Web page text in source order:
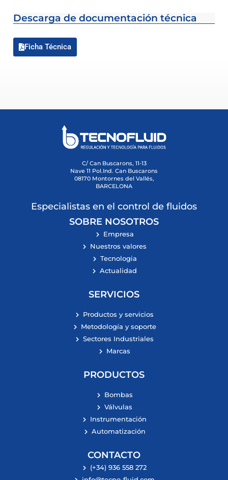
Descarga de documentación técnica
Ficha Técnica
C/ Can Buscarons, 11-13
Nave 11 Pol.Ind. Can Buscarons
08170 Montornes del Vallés,
BARCELONA
Especialistas en el control de fluidos
SOBRE NOSOTROS
Empresa
Nuestros valores
Tecnologia
Actualidad
SERVICIOS
Productos y servicios
Metodología y soporte
Sectores Industriales
Marcas
PRODUCTOS
Bombas
Válvulas
Instrumentación
Automatización
CONTACTO
(+34) 936 558 272